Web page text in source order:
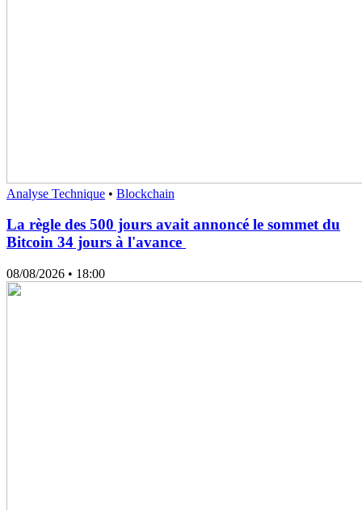
Analyse Technique • Blockchain
La règle des 500 jours avait annoncé le sommet du
Bitcoin 34 jours à l'avance
08/08/2026 • 18:00